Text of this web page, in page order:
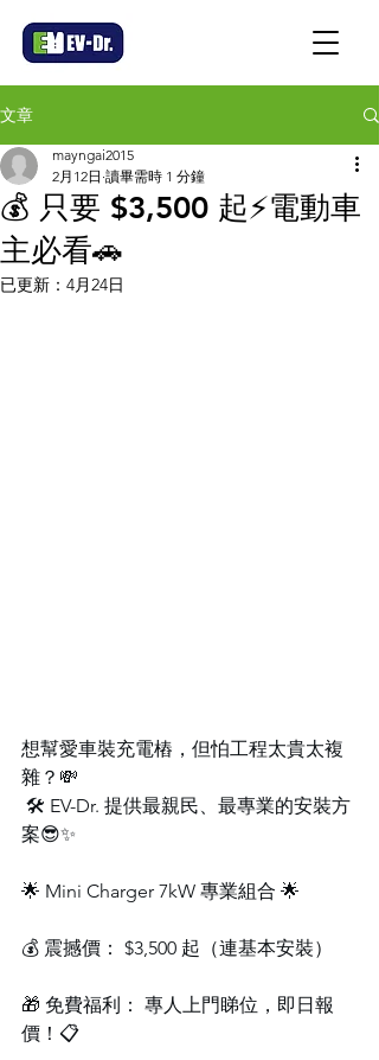
文章
💰 只要 $3,500 起⚡️電動車
主必看🚗
mayngai2015
2月12日 讀畢需時 1 分鐘
已更新： 4月24日
想幫愛車裝充電樁，但怕工程太貴太複
雜？💸
案😎✨
🌟 Mini Charger 7kW 專業組合 🌟
💰 震撼價： $3,500 起（連基本安裝）
🎁 免費福利： 專人上門睇位，即日報
價！📋